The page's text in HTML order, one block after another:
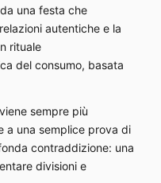
una festa che
autentiche e la
rituale
del consumo, basata
sempre più
a una semplice prova di
contraddizione: una
divisioni e